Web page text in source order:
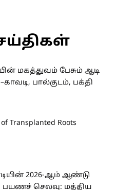
மகத்துவம் பேசும் ஆடி
பால்குடம், பக்தி
Transplanted Roots
2026-ஆம் ஆண்டு
பயணச் செலவு: மத்திய